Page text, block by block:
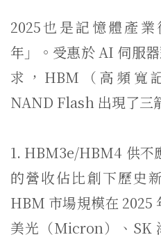
2025也是記憶體產
年」。受惠於 AI 伺服
求，HBM（高頻寬
NAND Flash 出現了三
1. HBM3e/HBM4 供不
的營收佔比創下歷史
HBM 市場規模在 2025
美光（Micron）、SK